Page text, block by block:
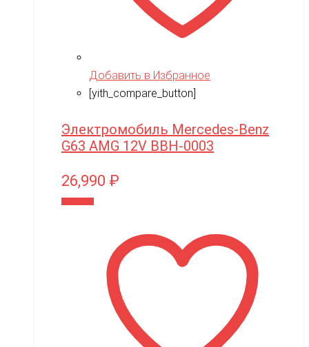
Добавить в Избранное
[yith_compare_button]
Электромобиль Mercedes-Benz
G63 AMG 12V BBH-0003
26,990 ₽